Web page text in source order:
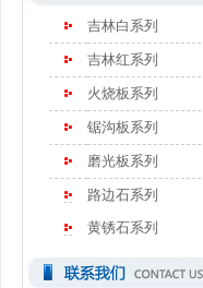
吉林白系列
吉林红系列
火烧板系列
锯沟板系列
磨光板系列
路边石系列
黄锈石系列